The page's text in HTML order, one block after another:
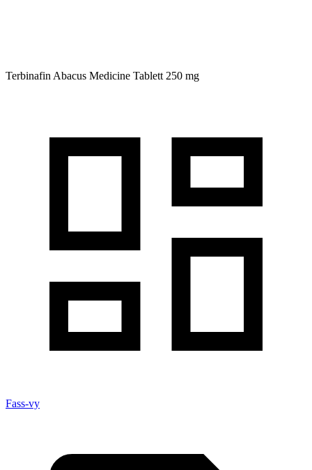
Terbinafin Abacus Medicine Tablett 250 mg
Fass-vy